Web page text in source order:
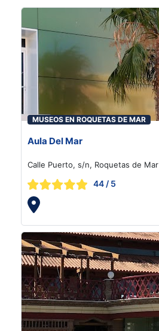
MUSEOS EN ROQUETAS DE MAR
Aula Del Mar
Calle Puerto, s/n, Roquetas de Mar
44 / 5